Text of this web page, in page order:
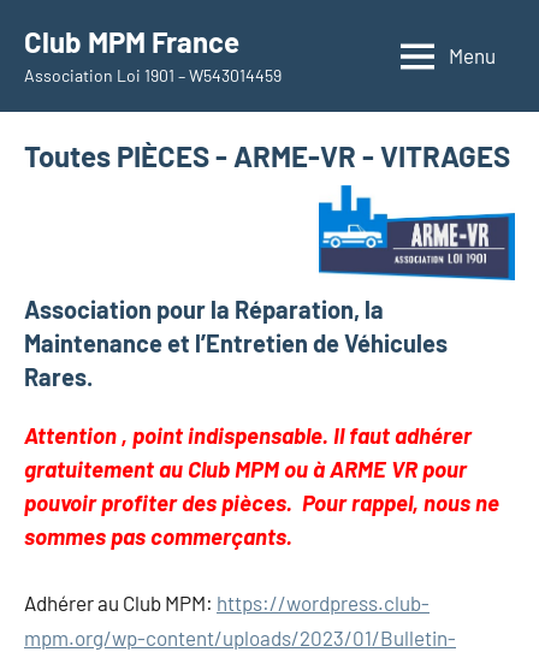
contenu
Club MPM France
Association Loi 1901 – W543014459
Menu
Toutes PIÈCES - ARME-VR - VITRAGES
Association pour la Réparation, la
Maintenance et l’Entretien de Véhicules
Rares.
Attention , point indispensable. Il faut adhérer
gratuitement au Club MPM ou à ARME VR pour
pouvoir profiter des pièces. Pour rappel, nous ne
sommes pas commerçants.
Adhérer au Club MPM: https://wordpress.club-
mpm.org/wp-content/uploads/2023/01/Bulletin-